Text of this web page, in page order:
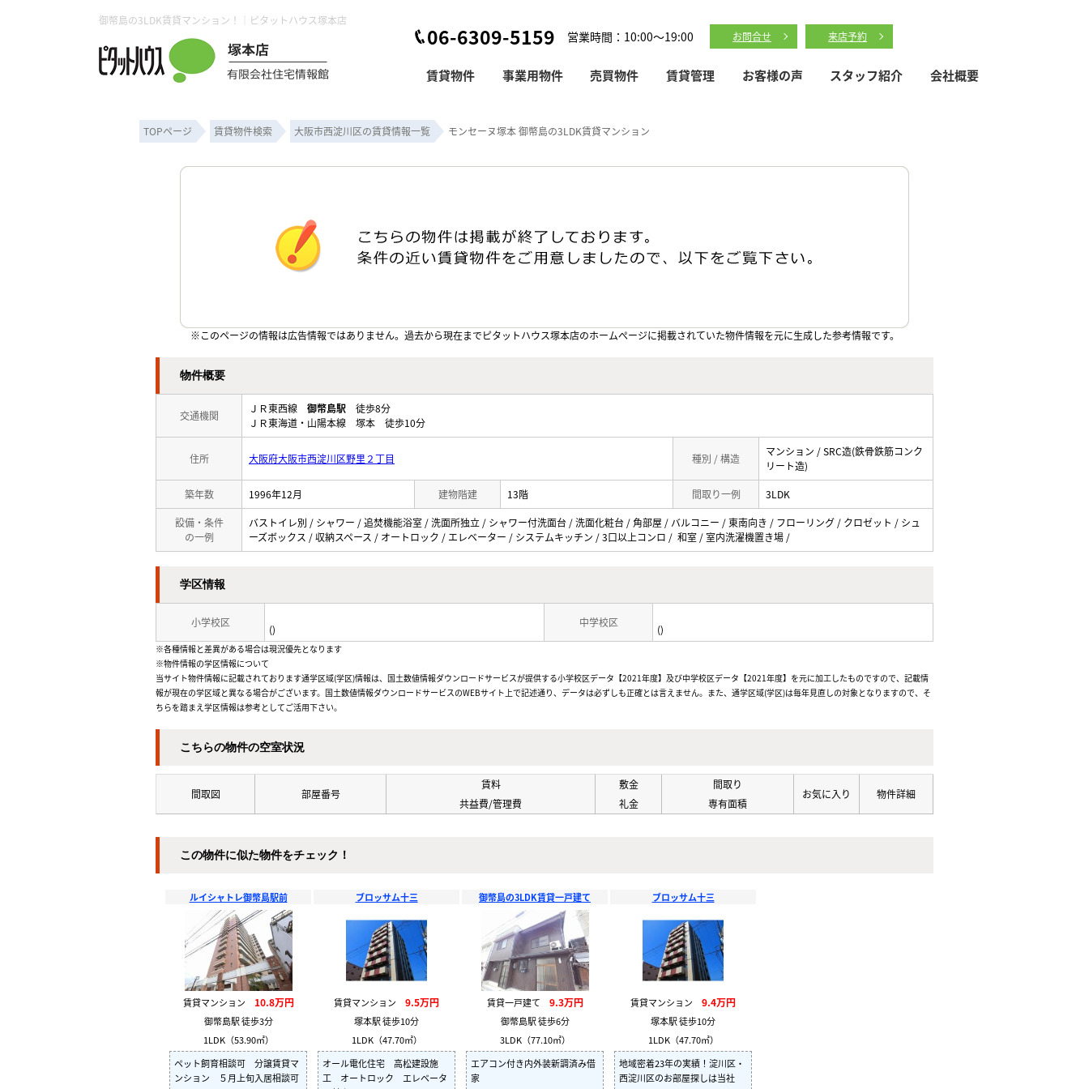
御幣島の3LDK賃貸マンション！｜ピタットハウス塚本店
06-6309-5159 営業時間：10:00～19:00 お問合せ 来店予約
賃貸物件 事業用物件 売買物件 賃貸管理 お客様の声 スタッフ紹介 会社概要
TOPページ 賃貸物件検索 大阪市西淀川区の賃貸情報一覧 モンセーヌ塚本 御幣島の3LDK賃貸マンション
※このページの情報は広告情報ではありません。過去から現在までピタットハウス塚本店のホームぺージに掲載されていた物件情報を元に生成した参考情報です。
物件概要
交通機関
ＪＲ東西線 御幣島駅 徒歩8分
ＪＲ東海道・山陽本線 塚本 徒歩10分
住所 大阪府大阪市西淀川区野里２丁目 種別 / 構造
マンション / SRC造(鉄骨鉄筋コンク
リート造)
築年数 1996年12月 建物階建 13階 間取り一例 3LDK
設備・条件
の一例
バストイレ別 / シャワー / 追焚機能浴室 / 洗面所独立 / シャワー付洗面台 / 洗面化粧台 / 角部屋 / バルコニー / 東南向き / フローリング / クロゼット / シュ
ーズボックス / 収納スペース / オートロック / エレベーター / システムキッチン / 3口以上コンロ / 和室 / 室内洗濯機置き場 /
学区情報
小学校区
()
中学校区
()
※各種情報と差異がある場合は現況優先となります
※物件情報の学区情報について
当サイト物件情報に記載されております通学区域(学区)情報は、国土数値情報ダウンロードサービスが提供する小学校区データ【2021年度】及び中学校区データ【2021年度】を元に加工したものですので、記載情
報が現在の学区域と異なる場合がございます。国土数値情報ダウンロードサービスのWEBサイト上で記述通り、データは必ずしも正確とは言えません。また、通学区域(学区)は毎年見直しの対象となりますので、そ
ちらを踏まえ学区情報は参考としてご活用下さい。
こちらの物件の空室状況
間取図 部屋番号
賃料
共益費/管理費
敷金
礼金
間取り
専有面積
お気に入り 物件詳細
この物件に似た物件をチェック！
ルイシャトレ御幣島駅前
賃貸マンション 10.8万円
御幣島駅 徒歩3分
1LDK（53.90㎡）
ペット飼育相談可 分譲賃貸マ
ンション ５月上旬入居相談可
ブロッサム十三
賃貸マンション 9.5万円
塚本駅 徒歩10分
1LDK（47.70㎡）
オール電化住宅 高松建設施
工 オートロック エレベータ
御幣島の3LDK賃貸一戸建て
賃貸一戸建て 9.3万円
御幣島駅 徒歩6分
3LDK（77.10㎡）
エアコン付き内外装新調済み借
家
ブロッサム十三
賃貸マンション 9.4万円
塚本駅 徒歩10分
1LDK（47.70㎡）
地域密着23年の実績！淀川区・
西淀川区のお部屋探しは当社